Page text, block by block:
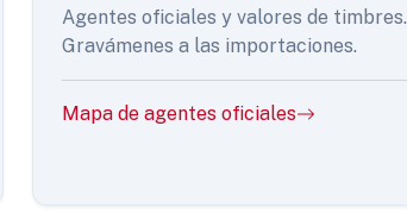
Agentes oficiales y valores de timbres.
Gravámenes a las importaciones.
Mapa de agentes oficiales